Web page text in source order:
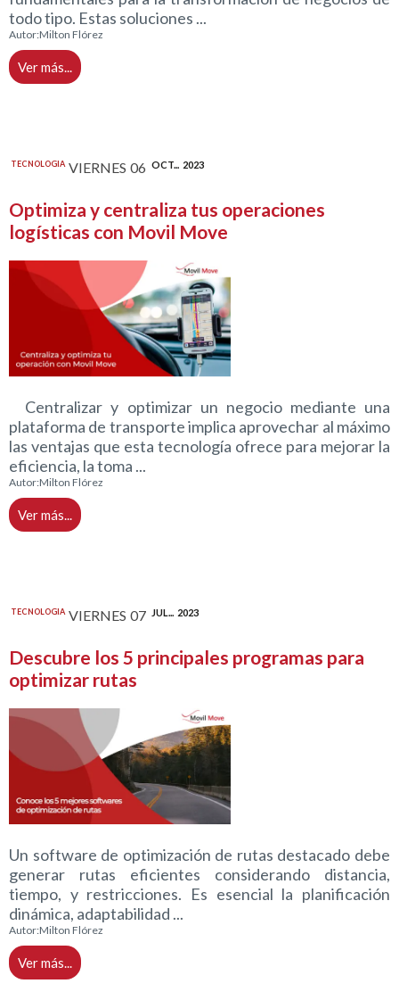
todo tipo. Estas soluciones ...
Autor:Milton Flórez
Ver más...
TECNOLOGIA VIERNES 06 OCT... 2023
Optimiza y centraliza tus operaciones
logísticas con Movil Move
Centralizar y optimizar un negocio mediante una
plataforma de transporte implica aprovechar al máximo
las ventajas que esta tecnología ofrece para mejorar la
eficiencia, la toma ...
Autor:Milton Flórez
Ver más...
TECNOLOGIA VIERNES 07 JUL... 2023
Descubre los 5 principales programas para
optimizar rutas
Un software de optimización de rutas destacado debe
generar rutas eficientes considerando distancia,
tiempo, y restricciones. Es esencial la planificación
dinámica, adaptabilidad ...
Autor:Milton Flórez
Ver más...